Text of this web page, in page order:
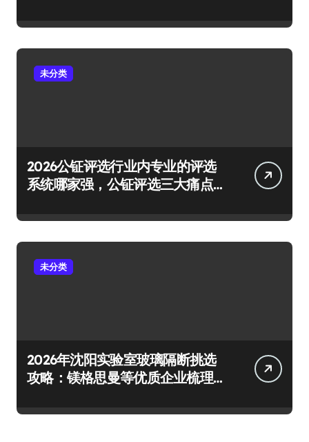
未分类
2026公钲评选行业内专业的评选
系统哪家强，公钲评选三大痛点
未分类
2026年沈阳实验室玻璃隔断挑选
攻略：镁格思曼等优质企业梳理